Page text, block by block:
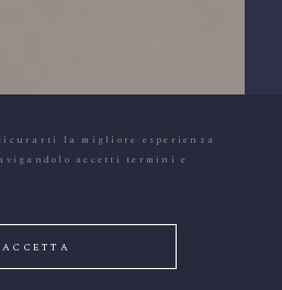
la migliore esperienza
accetti termini e
ACCETTA